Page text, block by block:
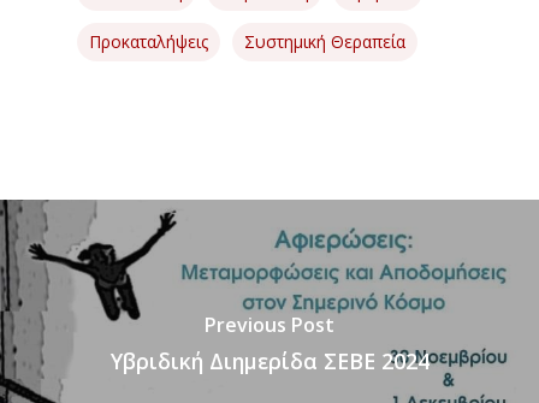
Προκαταλήψεις Συστημική Θεραπεία
Previous Post
Υβριδική Διημερίδα ΣΕΒΕ 2024